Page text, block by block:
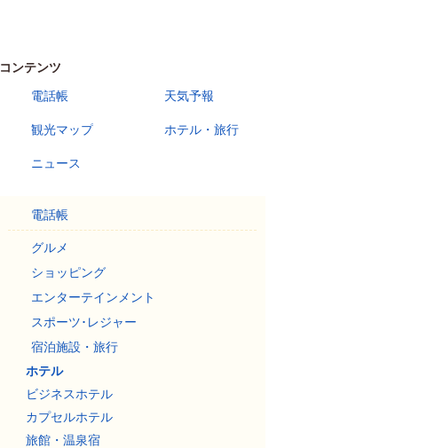
コンテンツ
電話帳
天気予報
観光マップ ホテル・旅行
ニュース
電話帳
グルメ
ショッピング
エンターテインメント
スポーツ･レジャー
宿泊施設・旅行
ホテル
ビジネスホテル
カプセルホテル
旅館・温泉宿